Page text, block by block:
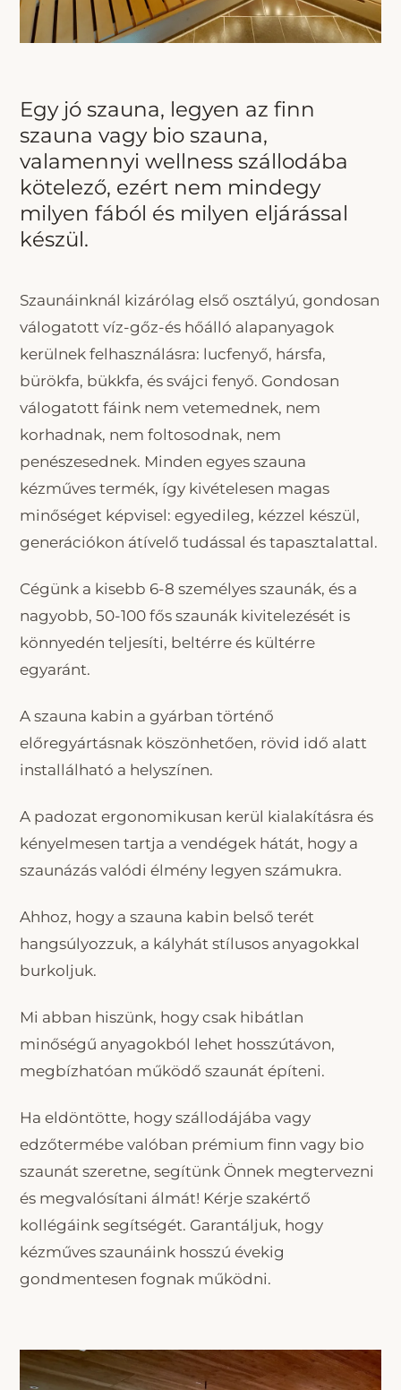
Egy jó szauna, legyen az finn
szauna vagy bio szauna,
valamennyi wellness szállodába
kötelező, ezért nem mindegy
milyen fából és milyen eljárással
készül.
Szaunáinknál kizárólag első osztályú, gondosan
válogatott víz-gőz-és hőálló alapanyagok
kerülnek felhasználásra: lucfenyő, hársfa,
bürökfa, bükkfa, és svájci fenyő. Gondosan
válogatott fáink nem vetemednek, nem
korhadnak, nem foltosodnak, nem
penészesednek. Minden egyes szauna
kézműves termék, így kivételesen magas
minőséget képvisel: egyedileg, kézzel készül,
generációkon átívelő tudással és tapasztalattal.
Cégünk a kisebb 6-8 személyes szaunák, és a
nagyobb, 50-100 fős szaunák kivitelezését is
könnyedén teljesíti, beltérre és kültérre
egyaránt.
A szauna kabin a gyárban történő
előregyártásnak köszönhetően, rövid idő alatt
installálható a helyszínen.
A padozat ergonomikusan kerül kialakításra és
kényelmesen tartja a vendégek hátát, hogy a
szaunázás valódi élmény legyen számukra.
Ahhoz, hogy a szauna kabin belső terét
hangsúlyozzuk, a kályhát stílusos anyagokkal
burkoljuk.
Mi abban hiszünk, hogy csak hibátlan
minőségű anyagokból lehet hosszútávon,
megbízhatóan működő szaunát építeni.
Ha eldöntötte, hogy szállodájába vagy
edzőtermébe valóban prémium finn vagy bio
szaunát szeretne, segítünk Önnek megtervezni
és megvalósítani álmát! Kérje szakértő
kollégáink segítségét. Garantáljuk, hogy
kézműves szaunáink hosszú évekig
gondmentesen fognak működni.